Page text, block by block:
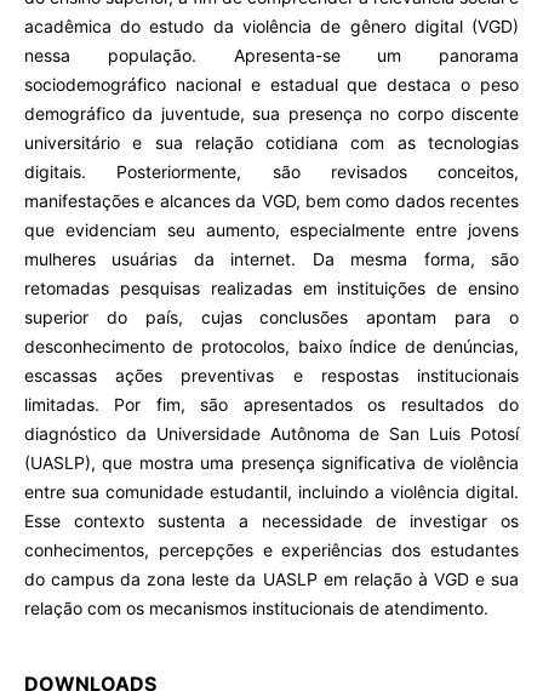
acadêmica do estudo da violência de gênero digital (VGD)
nessa população. Apresenta-se um panorama
sociodemográfico nacional e estadual que destaca o peso
demográfico da juventude, sua presença no corpo discente
universitário e sua relação cotidiana com as tecnologias
digitais. Posteriormente, são revisados conceitos,
manifestações e alcances da VGD, bem como dados recentes
que evidenciam seu aumento, especialmente entre jovens
mulheres usuárias da internet. Da mesma forma, são
retomadas pesquisas realizadas em instituições de ensino
superior do país, cujas conclusões apontam para o
desconhecimento de protocolos, baixo índice de denúncias,
escassas ações preventivas e respostas institucionais
limitadas. Por fim, são apresentados os resultados do
diagnóstico da Universidade Autônoma de San Luis Potosí
(UASLP), que mostra uma presença significativa de violência
entre sua comunidade estudantil, incluindo a violência digital.
Esse contexto sustenta a necessidade de investigar os
conhecimentos, percepções e experiências dos estudantes
do campus da zona leste da UASLP em relação à VGD e sua
relação com os mecanismos institucionais de atendimento.
DOWNLOADS